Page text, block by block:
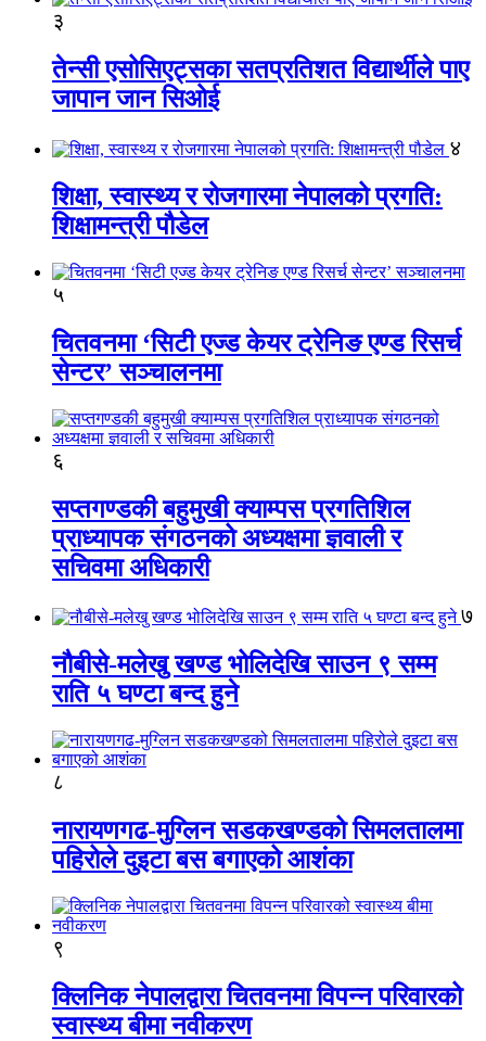
३
तेन्सी एसोसिएट्सका सतप्रतिशत विद्यार्थीले पाए
जापान जान सिओई
४
शिक्षा, स्वास्थ्य र रोजगारमा नेपालको प्रगति:
शिक्षामन्त्री पौडेल
५
चितवनमा ‘सिटी एज्ड केयर ट्रेनिङ एण्ड रिसर्च
सेन्टर’ सञ्चालनमा
६
सप्तगण्डकी बहुमुखी क्याम्पस प्रगतिशिल
प्राध्यापक संगठनको अध्यक्षमा ज्ञवाली र
सचिवमा अधिकारी
७
नौबीसे-मलेखु खण्ड भोलिदेखि साउन ९ सम्म
राति ५ घण्टा बन्द हुने
८
नारायणगढ-मुग्लिन सडकखण्डको सिमलतालमा
पहिरोले दुइटा बस बगाएको आशंका
९
क्लिनिक नेपालद्वारा चितवनमा विपन्न परिवारको
स्वास्थ्य बीमा नवीकरण